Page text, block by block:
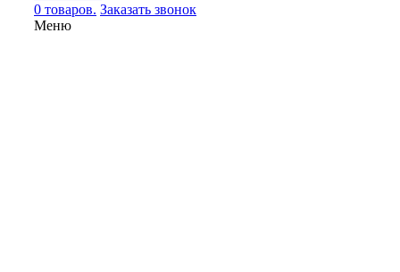
0 товаров. Заказать звонок
Меню